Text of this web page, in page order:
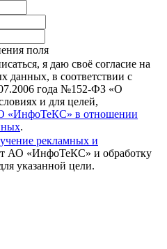
поля
я даю своё согласие на
данных, в соответствии с
года №152-ФЗ «О
и для целей,
«ИнфоТеКС» в отношении
.
рекламных и
АО «ИнфоТеКС» и обработку
указанной цели.